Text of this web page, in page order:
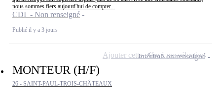
nous sommes fiers aujourd'hui de compter...
CDI - Non renseigné
Publié il y a 3 jours
MONTEUR (H/F)
26 - SAINT-PAUL-TROIS-CHÂTEAUX
IntérimNon renseigné
Ajouter cette offre à ma sélection